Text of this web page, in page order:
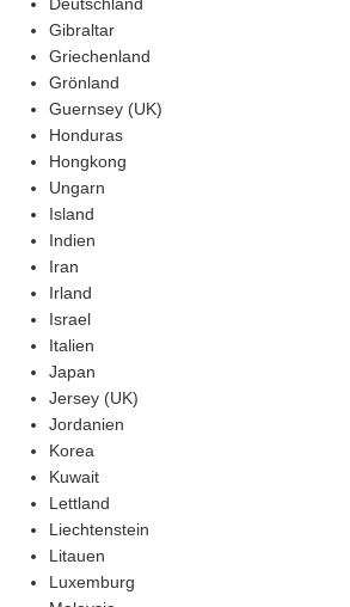
Gibraltar
Griechenland
Grönland
Guernsey (UK)
Honduras
Hongkong
Ungarn
Island
Indien
Iran
Irland
Israel
Italien
Japan
Jersey (UK)
Jordanien
Korea
Kuwait
Lettland
Liechtenstein
Litauen
Luxemburg